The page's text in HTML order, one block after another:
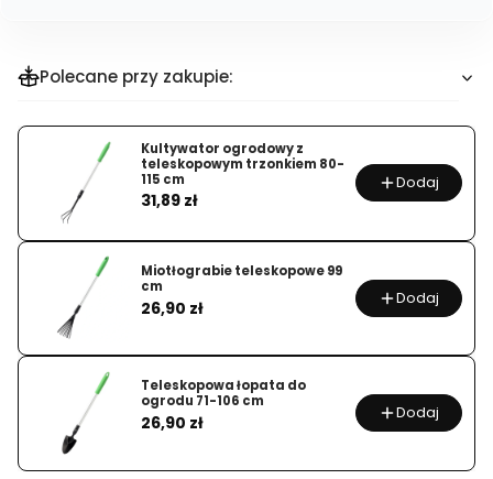
ogrodowy
z
pnących
Polecane przy zakupie:
Kultywator ogrodowy z
teleskopowym trzonkiem 80-
115 cm
Cena
31,89 zł
Dodaj
Miotłograbie teleskopowe 99
cm
Cena
26,90 zł Dodaj
Teleskopowa łopata do
ogrodu 71-106 cm
Cena
26,90 zł Dodaj